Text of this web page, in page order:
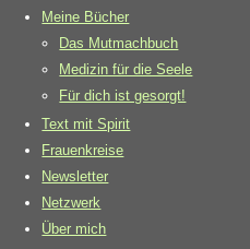
Meine Bücher
Das Mutmachbuch
Medizin für die Seele
Für dich ist gesorgt!
Text mit Spirit
Frauenkreise
Newsletter
Netzwerk
Über mich